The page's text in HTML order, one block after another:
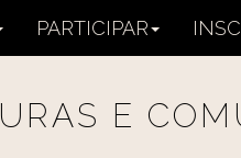
PARTICIPAR
E